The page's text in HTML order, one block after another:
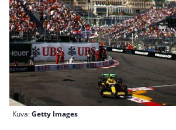
Kuva:Getty Images